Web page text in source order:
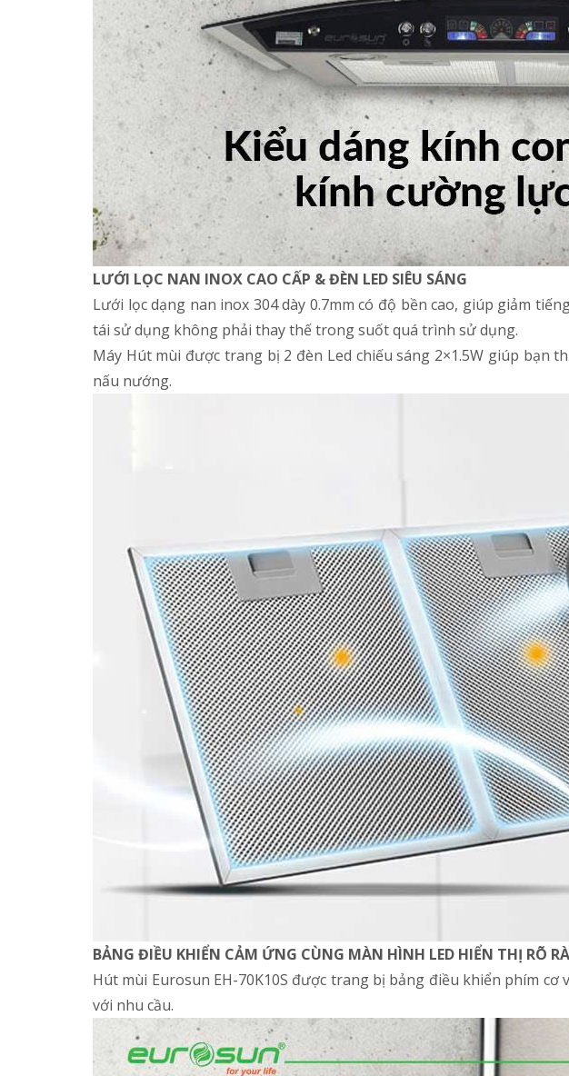
LƯỚI LỌC NAN INOX CAO CẤP & ĐÈN LED SIÊU SÁNG
Lưới lọc dạng nan inox 304 dày 0.7mm có độ bền cao, giúp giảm
tái sử dụng không phải thay thế trong suốt quá trình sử dụng.
Máy Hút mùi được trang bị 2 đèn Led chiếu sáng 2×1.5W giúp
nấu nướng.
BẢNG ĐIỀU KHIỂN CẢM ỨNG CÙNG MÀN HÌNH LED HIỂN THỊ RÕ
Hút mùi Eurosun EH-70K10S được trang bị bảng điều khiển phím
với nhu cầu.